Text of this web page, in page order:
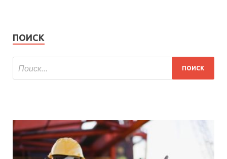
ПОИСК